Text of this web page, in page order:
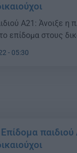
Α21: Άνοιξε η
επίδομα στους
- 05:30